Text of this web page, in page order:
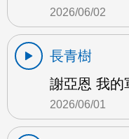
2026/06/02
長青樹
謝亞恩 我的
2026/06/01